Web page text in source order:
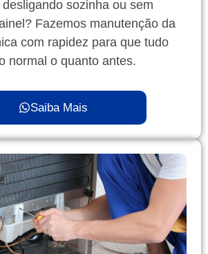
sozinha ou sem
Fazemos manutenção da
com rapidez para que tudo
normal o quanto antes.
Saiba Mais